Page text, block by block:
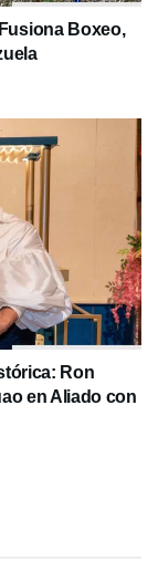
Boxeo,
Ron
en Aliado con